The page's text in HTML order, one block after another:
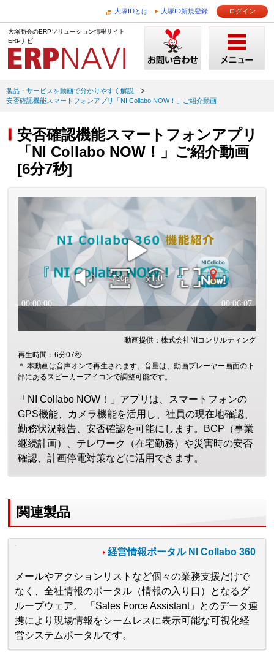
大塚IDとは 大塚ID新規登録 ログイン
大塚商会のERPソリューション情報サイト
ERPナビ
製品・サービスを動画で分かりやすく解説
安否確認機能スマートフォンアプリ「NI Collabo NOW！」ご紹介動画
安否確認機能スマートフォンアプリ
「NI Collabo NOW！」ご紹介動画
[6分7秒]
動画提供：株式会社NIコンサルティング
再生時間：6分07秒
＊ 本動画は音声オンで再生されます。音量は、動画プレーヤー画面の下
部にあるスピーカーアイコンで調整可能です。
「NI Collabo NOW！」アプリは、スマートフォンの
GPS機能、カメラ機能を活用し、社員の現在地確認、
勤務状況報告、安否確認を可能にします。BCP（事業
継続計画）、テレワーク（在宅勤務）や災害時の安否
確認、計画停電対策などに活用できます。
関連製品
経営情報ポータル NI Collabo 360
メールやアクションリストなど個々の業務支援だけで
なく、全社情報のポータル（情報の入り口）となるグ
ループウェア。 「Sales Force Assistant」とのデータ連
携により現場情報をシームレスに表示可能な可視化経
営システムポータルです。